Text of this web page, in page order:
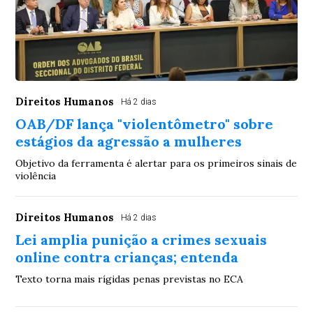
Direitos Humanos Há 2 dias
OAB/DF lança "violentômetro" sobre
estágios da agressão a mulheres
Objetivo da ferramenta é alertar para os primeiros sinais de
violência
Direitos Humanos Há 2 dias
Lei amplia punição a crimes sexuais
online contra crianças; entenda
Texto torna mais rígidas penas previstas no ECA